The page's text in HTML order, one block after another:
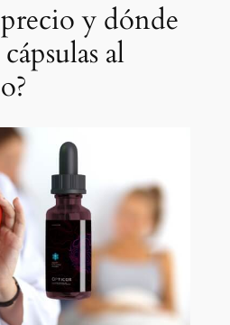
y dónde
al